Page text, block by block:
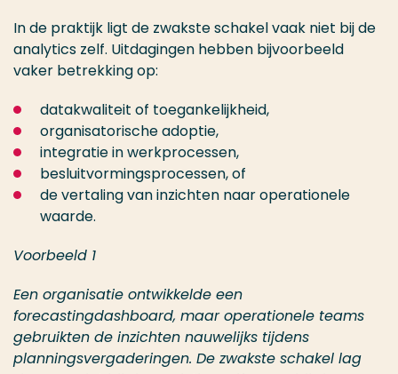
In de praktijk ligt de zwakste schakel vaak niet bij de
analytics zelf. Uitdagingen hebben bijvoorbeeld
vaker betrekking op:
datakwaliteit of toegankelijkheid,
organisatorische adoptie,
integratie in werkprocessen,
besluitvormingsprocessen, of
de vertaling van inzichten naar operationele
waarde.
Voorbeeld 1
Een organisatie ontwikkelde een
forecastingdashboard, maar operationele teams
gebruikten de inzichten nauwelijks tijdens
planningsvergaderingen. De zwakste schakel lag